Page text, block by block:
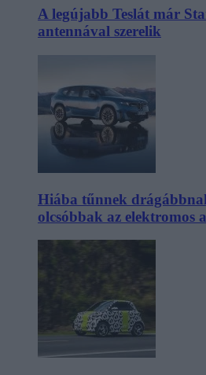
A legújabb Teslát már
antennával szerelik
Hiába tűnnek
olcsóbbak az elektromos